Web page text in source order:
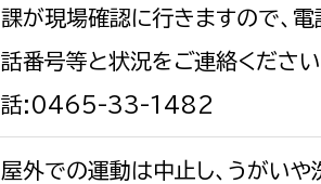
課が現場確認に行きますので、電
話番号等と状況をご連絡くださ
話:0465-33-1482
屋外での運動は中止し、うがいや